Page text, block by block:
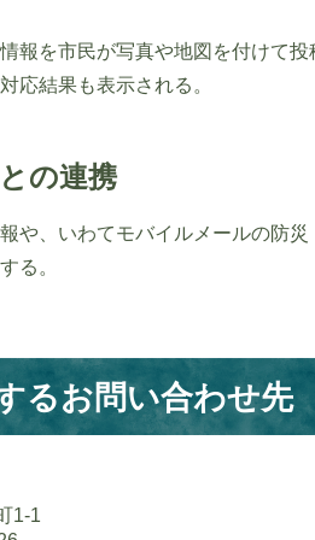
報を市民が写真や地図を付けて
応結果も表示される。
の連携
や、いわてモバイルメールの防
る。
るお問い合わせ先
1-1